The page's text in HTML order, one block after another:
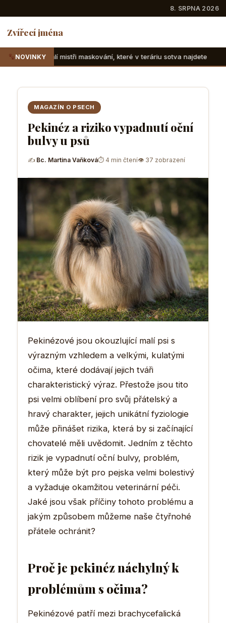
8. SRPNA 2026
Zvířecí jména
NOVINKYkteré v teráriu sotva najdete Suchozemské
MAGAZÍN O PSECH
Pekinéz a riziko vypadnutí oční
bulvy u psů
✍ Bc. Martina Vaňková⏱ 4 min čtení👁 37 zobrazení
Pekinézové jsou okouzlující malí psi s
výrazným vzhledem a velkými, kulatými
očima, které dodávají jejich tváři
charakteristický výraz. Přestože jsou tito
psi velmi oblíbení pro svůj přátelský a
hravý charakter, jejich unikátní fyziologie
může přinášet rizika, která by si začínající
chovatelé měli uvědomit. Jedním z těchto
rizik je vypadnutí oční bulvy, problém,
který může být pro pejska velmi bolestivý
a vyžaduje okamžitou veterinární péči.
Jaké jsou však příčiny tohoto problému a
jakým způsobem můžeme naše čtyřnohé
přátele ochránit?
Proč je pekinéz náchylný k
problémům s očima?
Pekinézové patří mezi brachycefalická